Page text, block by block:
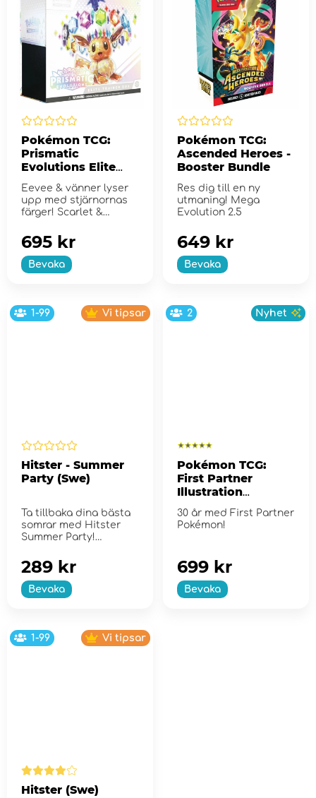
Pokémon TCG:
Prismatic
Evolutions Elite
Eevee & vänner lyser
upp med stjärnornas
färger! Scarlet &
Bevaka
695 kr
Pokémon TCG:
Ascended Heroes -
Booster Bundle
Res dig till en ny
utmaning! Mega
Evolution 2.5
Bevaka
649 kr
1-99 Vi tipsar
Hitster - Summer
Party (Swe)
Ta tillbaka dina bästa
somrar med Hitster
Summer Party!
Bevaka
289 kr
2 Nyhet
Pokémon TCG:
First Partner
Illustration
Collection - Series
2
30 år med First Partner
Pokémon!
Bevaka
699 kr
1-99 Vi tipsar
Hitster (Swe)